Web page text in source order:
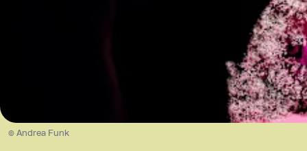
© Andrea Funk